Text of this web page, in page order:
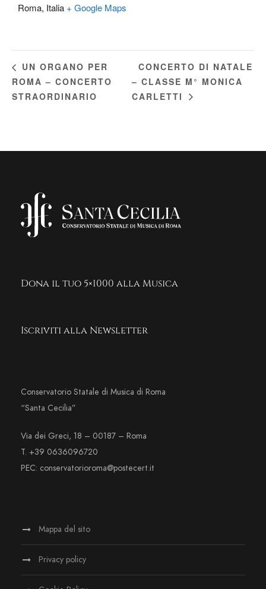
Roma, Italia + Google Maps
UN ORGANO PER
ROMA – CONCERTO
STRAORDINARIO
CONCERTO DI NATALE
– CLASSE M° MONICA
CARLETTI
Dona il tuo 5×1000 alla Musica
Iscriviti alla Newsletter
Conservatorio Statale di Musica di Roma
“Santa Cecilia”
Via dei Greci, 18 – 00187 – Roma
T. +39 0636096720
PEC: conservatorioroma@postecert.it
Mappa del sito
Privacy policy